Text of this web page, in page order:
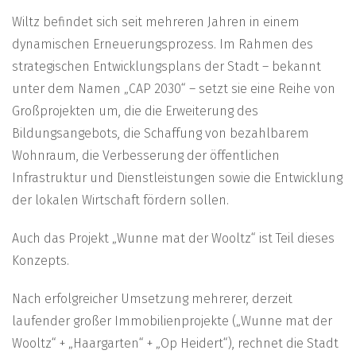
Wiltz befindet sich seit mehreren Jahren in einem
dynamischen Erneuerungsprozess. Im Rahmen des
strategischen Entwicklungsplans der Stadt – bekannt
unter dem Namen „CAP 2030“ – setzt sie eine Reihe von
Großprojekten um, die die Erweiterung des
Bildungsangebots, die Schaffung von bezahlbarem
Wohnraum, die Verbesserung der öffentlichen
Infrastruktur und Dienstleistungen sowie die Entwicklung
der lokalen Wirtschaft fördern sollen.
Auch das Projekt „Wunne mat der Wooltz“ ist Teil dieses
Konzepts.
Nach erfolgreicher Umsetzung mehrerer, derzeit
laufender großer Immobilienprojekte („Wunne mat der
Wooltz“ + „Haargarten“ + „Op Heidert“), rechnet die Stadt